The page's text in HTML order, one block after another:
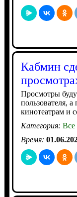
Кабмин
Просмотры
пользователя, а
кинотеатрам и
Категория: Все
Время: